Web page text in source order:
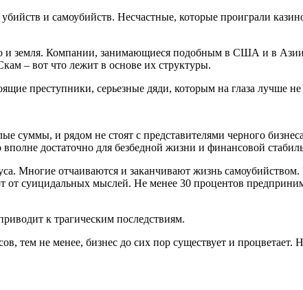
и самоубийств. Несчастные, которые проиграли
и земля. Компании, занимающиеся подобным в США и в
– вот что лежит в основе их структуры.
преступники, серьезные дяди, которым на глаза лучше не
суммы, и рядом не стоят с представителями черного
достаточно для безбедной жизни и финансовой
Многие отчаиваются и заканчивают жизнь самоубийством.
суицидальных мыслей. Не менее 30 процентов
к трагическим последствиям.
тем не менее, бизнес до сих пор существует и процветает.